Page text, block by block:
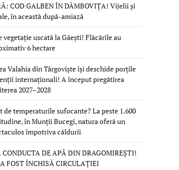
COD GALBEN ÎN DÂMBOVIȚA! Vijelii și
în această după-amiază
vegetație uscată la Găești! Flăcările au
6 hectare
Valahia din Târgoviște își deschide porțile
internaționali! A început pregătirea
2027–2028
de temperaturile sufocante? La peste 1.600
în Munții Bucegi, natura oferă un
împotriva căldurii
DE APĂ DIN DRAGOMIREȘTI!
FOST ÎNCHISĂ CIRCULAȚIEI